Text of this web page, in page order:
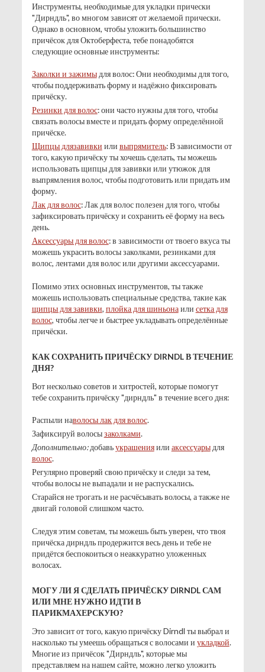
Инструменты, необходимые для укладки прически
"Дирндль", во многом зависят от желаемой прически.
Однако в основном, чтобы уложить большинство
причёсок для Октоберфеста, тебе понадобятся
следующие основные инструменты:
Заколки и зажимыдля волос: Они необходимы для того,
чтобы поддерживать форму и надёжно фиксировать
причёску.
Резинки для волос: они часто нужны для того, чтобы
связать волосы вместе и придать форму определённой
причёске.
Щипцы длязавивки или выпрямитель: В зависимости от
того, какую причёску ты хочешь сделать, ты можешь
использовать щипцы для завивки или утюжок для
выпрямления волос, чтобы подготовить или придать им
форму.
Лак для волос: Лак для волос полезен для того, чтобы
зафиксировать причёску и сохранить её форму на весь
день.
Аксессуары для волос: в зависимости от твоего вкуса ты
можешь украсить волосы заколками, резинками для
волос, лентами для волос или другими аксессуарами.
Помимо этих основных инструментов, ты также
можешь использовать специальные средства, такие как
щипцы для завивки, плойка для шиньонаили сетка для
волос, чтобы легче и быстрее укладывать определённые
причёски.
КАК СОХРАНИТЬ ПРИЧЁСКУ DIRNDL В ТЕЧЕНИЕ
ДНЯ?
Вот несколько советов и хитростей, которые помогут
тебе сохранить причёску "дирндль" в течение всего дня:
Распыли наволосы лак для волос.
Зафиксируй волосызаколками.
Дополнительно:добавьукрашенияили аксессуарыдля
волос.
Регулярно проверяй свою причёску и следи за тем,
чтобы волосы не выпадали и не распускались.
Старайся не трогать и не расчёсывать волосы, а также не
двигай головой слишком часто.
Следуя этим советам, ты можешь быть уверен, что твоя
причёска дирндль продержится весь день и тебе не
придётся беспокоиться о неаккуратно уложенных
волосах.
МОГУ ЛИ Я СДЕЛАТЬ ПРИЧЁСКУ DIRNDL САМ
ИЛИ МНЕ НУЖНО ИДТИ В
ПАРИКМАХЕРСКУЮ?
Это зависит от того, какую причёску Dirndl ты выбрал и
насколько ты умеешь обращаться с волосами и укладкой.
Многие из причёсок "Дирндль", которые мы
представляем на нашем сайте, можно легко уложить